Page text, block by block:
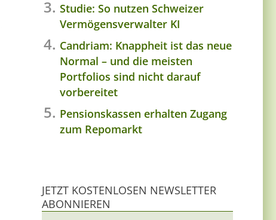
Studie: So nutzen Schweizer
Vermögensverwalter KI
Candriam: Knappheit ist das neue
Normal – und die meisten
Portfolios sind nicht darauf
vorbereitet
Pensionskassen erhalten Zugang
zum Repomarkt
JETZT KOSTENLOSEN NEWSLETTER
ABONNIEREN